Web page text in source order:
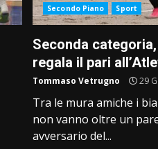
Secondo Piano Sport
Seconda
regala il pari
Tommaso Vetrugno 29
Tra le mura amiche i
non vanno oltre un
avversario del...